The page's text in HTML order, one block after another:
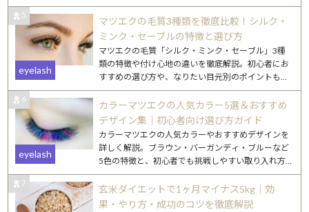
5
マツエクの毛質3種類を徹底比較！シルク・
ミンク・セーブルの特徴と選び方
eyelash
マツエクの毛質「シルク・ミンク・セーブル」3種
類の特徴や付け心地の違いを徹底解説。初心者にお
すすめの選び方や、なりたい目元別のポイントもご
紹介します。
6
カラーマツエクの人気カラー5選＆おすすめ
デザイン集｜初心者向け選び方ガイド
eyelash
カラーマツエクの人気カラーやおすすめデザインを
詳しく解説。ブラウン・バーガンディ・ブルーなど
5色の特徴と、初心者でも挑戦しやすい取り入れ方
を紹介します。
7
玄米ダイエットで1ヶ月マイナス5kg｜効
果・やり方・成功のコツを徹底解説